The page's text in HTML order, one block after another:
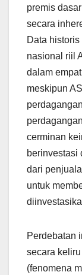
premis
secara
Data
nasional riil
dalam
meskipun
cerminan
berinvestasi
dari
untuk
Perdebatan
secara
(fenomena